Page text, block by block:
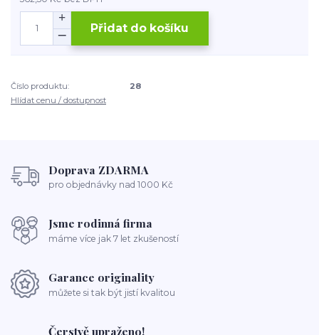
Přidat do košíku
Číslo produktu:
28
Hlídat cenu / dostupnost
Doprava ZDARMA
pro objednávky nad 1000 Kč
Jsme rodinná firma
máme více jak 7 let zkušeností
Garance originality
můžete si tak být jistí kvalitou
Čerstvě upraženo!